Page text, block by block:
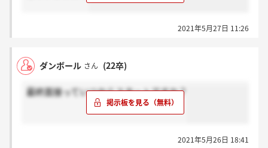
2021年5月27日 11:26
ダンボール さん (22卒)
最終面接っていつからスタートですか？
2021年5月26日 18:41